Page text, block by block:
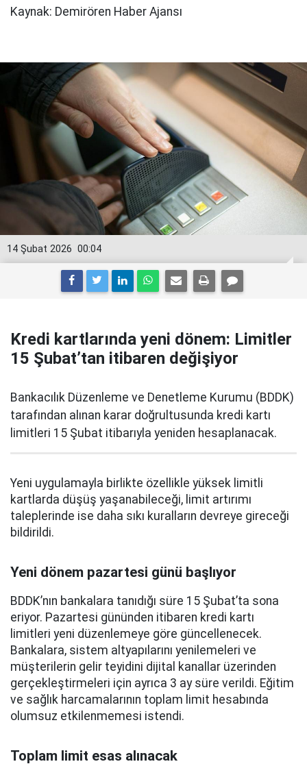
Kaynak: Demirören Haber Ajansı
00:04
14 Şubat 2026
Kredi kartlarında yeni dönem: Limitler
15 Şubat’tan itibaren değişiyor
Bankacılık Düzenleme ve Denetleme Kurumu (BDDK)
tarafından alınan karar doğrultusunda kredi kartı
limitleri 15 Şubat itibarıyla yeniden hesaplanacak.
Yeni uygulamayla birlikte özellikle yüksek limitli
kartlarda düşüş yaşanabileceği, limit artırımı
taleplerinde ise daha sıkı kuralların devreye gireceği
bildirildi.
Yeni dönem pazartesi günü başlıyor
BDDK’nın bankalara tanıdığı süre 15 Şubat’ta sona
eriyor. Pazartesi gününden itibaren kredi kartı
limitleri yeni düzenlemeye göre güncellenecek.
Bankalara, sistem altyapılarını yenilemeleri ve
müşterilerin gelir teyidini dijital kanallar üzerinden
gerçekleştirmeleri için ayrıca 3 ay süre verildi. Eğitim
ve sağlık harcamalarının toplam limit hesabında
olumsuz etkilenmemesi istendi.
Toplam limit esas alınacak